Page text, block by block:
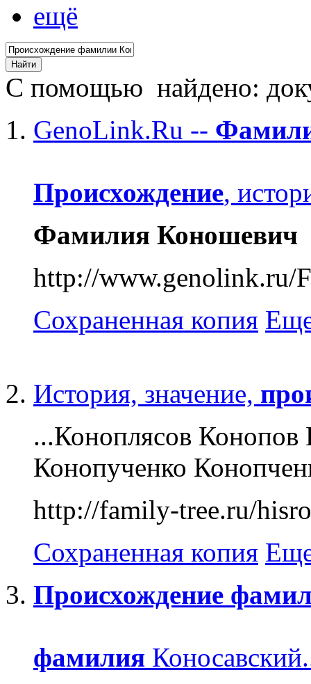
ещё
С помощью найдено:
GenoLink.Ru --
Происхождение,
Фамилия Коношевич
http://www.genolink.ru/
Сохраненная копия
История, значение,
...Коноплясов
Конопученко
http://family-tree.ru/
Сохраненная копия
Происхождение
фамилия